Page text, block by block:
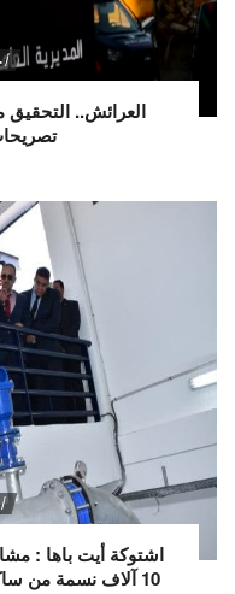
العرائش..
اشتوكة أيت باها :
10 آلاف نسمة من ساكنة ايت اعميرة بالماء الشروب.